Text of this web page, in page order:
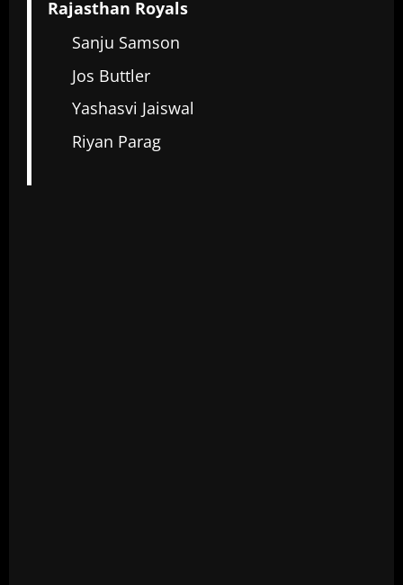
Rajasthan Royals
Sanju Samson
Jos Buttler
Yashasvi Jaiswal
Riyan Parag